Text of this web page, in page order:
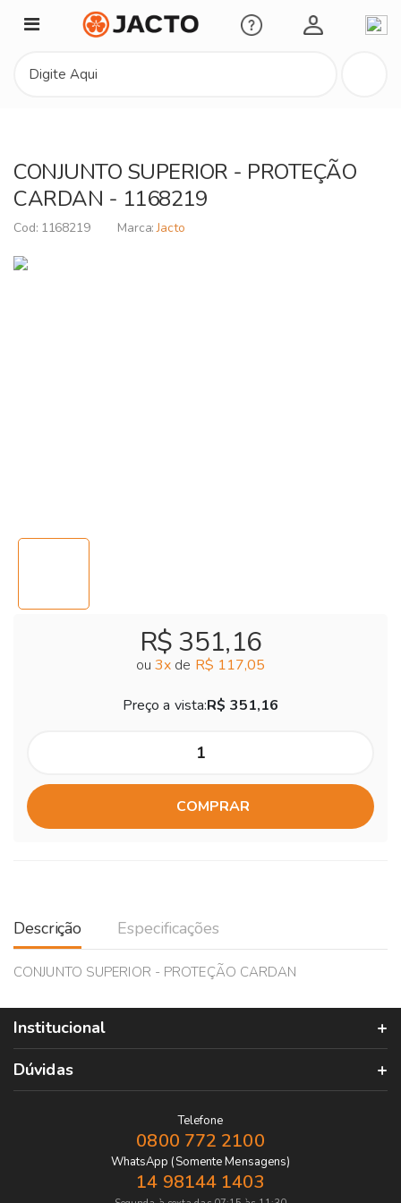
Minha Conta
CONJUNTO SUPERIOR - PROTEÇÃO
CARDAN - 1168219
1168219 Jacto
R$ 351,16
ou 3x de R$ 117,05
Preço a vista:R$ 351,16
COMPRAR
Descrição Especificações
CONJUNTO SUPERIOR - PROTEÇÃO CARDAN
Institucional
Dúvidas
Telefone
0800 772 2100
WhatsApp (Somente Mensagens)
14 98144 1403